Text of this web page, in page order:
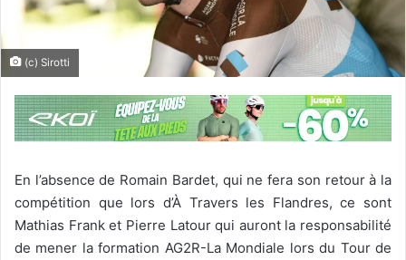
(c) Sirotti
En l’absence de Romain Bardet, qui ne fera son retour à la
compétition que lors d’À Travers les Flandres, ce sont
Mathias Frank et Pierre Latour qui auront la responsabilité
de mener la formation AG2R-La Mondiale lors du Tour de